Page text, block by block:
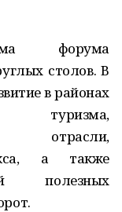
форума
столов. В
в районах
туризма,
отрасли,
а также
полезных